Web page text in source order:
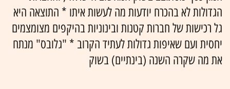
הגדולות לא בהכרח יודעות מה לעשות איתו * התוצאה היא
גל רכישות של חברות קטנות ובינוניות בהיקפים מצומצמים
יחסית ועם שאיפות גדולות לעתיד הקרוב * "גלובס" מנתח
את מה שקרה השנה (בינתיים) בשוק